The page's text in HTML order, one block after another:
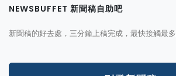
NEWSBUFFET 新聞稿自助吧
新聞稿的好去處，三分鐘上稿完成，最快接觸最